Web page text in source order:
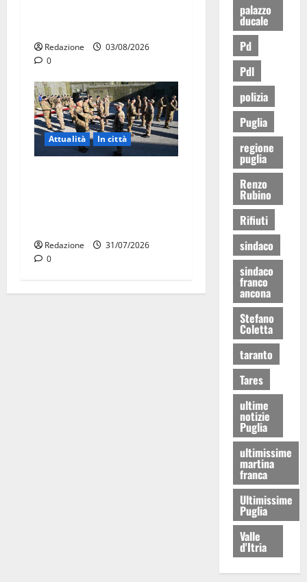
Redazione
03/08/2026
0
Attualità In città
Redazione
31/07/2026
0
palazzo
ducale
Pd
Pdl
polizia
Puglia
regione
puglia
Renzo
Rubino
Rifiuti
sindaco
sindaco
franco
ancona
Stefano
Coletta
taranto
Tares
ultime
notizie
Puglia
ultimissime
martina
franca
Ultimissime
Puglia
Valle
d'Itria